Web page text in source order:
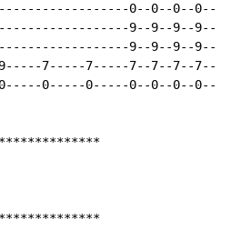
0--0--0--
9--9--9--
9--9--9--
7-----7-----7--7--7--
0-----0-----0-----0--0--0--